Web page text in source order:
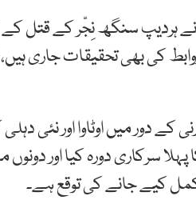
پولیس نے ہردیپ سنگھ نِجّر کے
کی بھی تحقیقات جاری
کے دور میں اوٹاوا اور نئی
سرکاری دورہ کیا اور
کیے جانے کی توقع ہے۔